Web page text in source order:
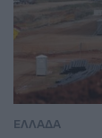
ΕΛΛΑΔΑ